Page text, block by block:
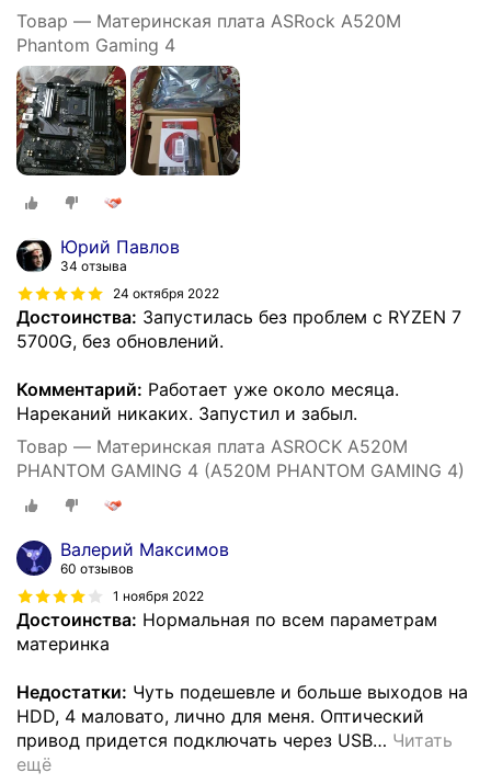
Товар — Материнская плата ASRock A520M
Phantom Gaming 4
Юрий Павлов
34 отзыва
24 октября 2022
Достоинства: Запустилась без проблем с RYZEN 7
5700G, без обновлений.
Комментарий: Работает уже около месяца.
Нареканий никаких. Запустил и забыл.
Товар — Материнская плата ASROCK A520M
PHANTOM GAMING 4 (A520M PHANTOM GAMING 4)
Валерий Максимов
60 отзывов
1 ноября 2022
Достоинства: Нормальная по всем параметрам
материнка
Недостатки: Чуть подешевле и больше выходов на
HDD, 4 маловато, лично для меня. Оптический
привод придется подключать через USB… Читать
ещё